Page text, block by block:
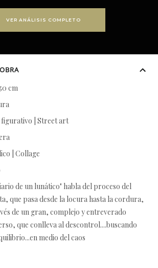
VER ANÁLISIS COMPLETO
cm
| Street art
| Collage
de un lunático" habla del proceso del
que pasa desde la locura hasta la cordura,
de un gran, complejo y entreverado
que conlleva al descontrol....buscando
medio del caos